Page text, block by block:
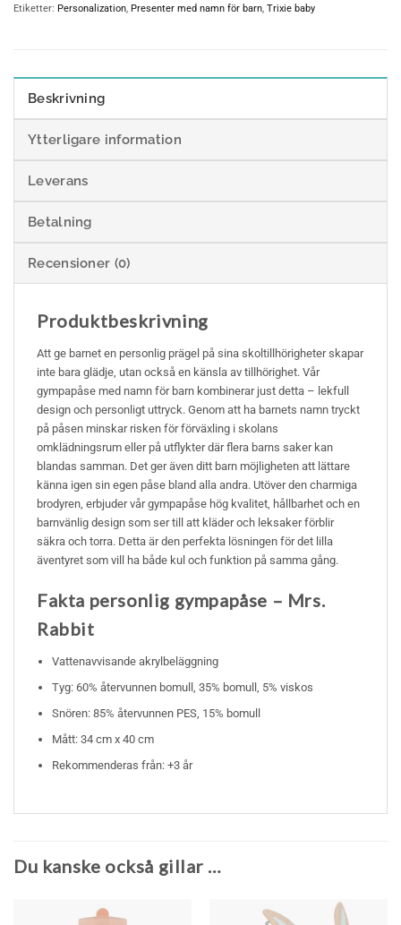
Etiketter: Personalization, Presenter med namn för barn, Trixie baby
Beskrivning
Ytterligare information
Leverans
Betalning
Recensioner (0)
Produktbeskrivning
Att ge barnet en personlig prägel på sina skoltillhörigheter skapar
inte bara glädje, utan också en känsla av tillhörighet. Vår
gympapåse med namn för barn kombinerar just detta – lekfull
design och personligt uttryck. Genom att ha barnets namn tryckt
på påsen minskar risken för förväxling i skolans
omklädningsrum eller på utflykter där flera barns saker kan
blandas samman. Det ger även ditt barn möjligheten att lättare
känna igen sin egen påse bland alla andra. Utöver den charmiga
brodyren, erbjuder vår gympapåse hög kvalitet, hållbarhet och en
barnvänlig design som ser till att kläder och leksaker förblir
säkra och torra. Detta är den perfekta lösningen för det lilla
äventyret som vill ha både kul och funktion på samma gång.
Fakta personlig gympapåse – Mrs.
Rabbit
Vattenavvisande akrylbeläggning
Tyg: 60% återvunnen bomull, 35% bomull, 5% viskos
Snören: 85% återvunnen PES, 15% bomull
Mått: 34 cm x 40 cm
Rekommenderas från: +3 år
Du kanske också gillar …